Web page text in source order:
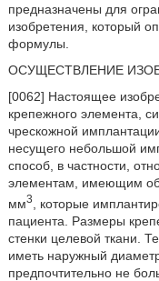
предназначены для
изобретения, который
формулы.
ОСУЩЕСТВЛЕНИЕ
[0062] Настоящее
крепежного элемента,
чрескожной
несущего небольшой
способ, в частности,
элементам, имеющим
мм3
, которые
пациента. Размеры
стенки целевой ткани.
иметь наружный
предпочтительно не